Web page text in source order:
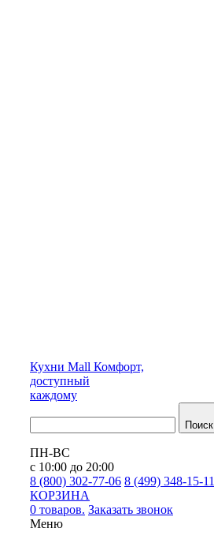
Кухни Mall Комфорт,
доступный
каждому
Поиск
ПН-ВС
с 10:00 до 20:00
8 (800) 302-77-06 8 (499) 348-15-11
КОРЗИНА
0 товаров. Заказать звонок
Меню